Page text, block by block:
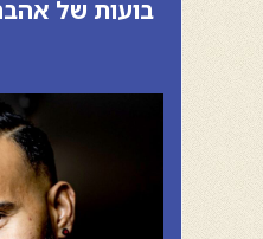
בועות של